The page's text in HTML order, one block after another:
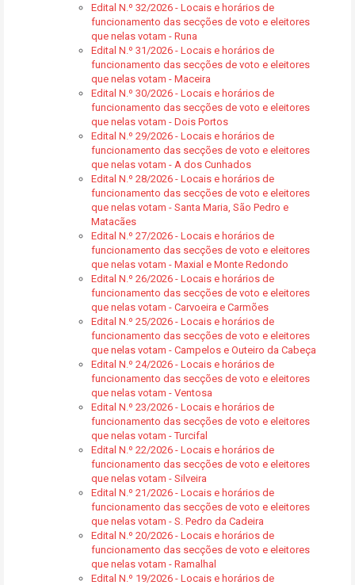
Edital N.º 32/2026 - Locais e horários de
funcionamento das secções de voto e eleitores
que nelas votam - Runa
Edital N.º 31/2026 - Locais e horários de
funcionamento das secções de voto e eleitores
que nelas votam - Maceira
Edital N.º 30/2026 - Locais e horários de
funcionamento das secções de voto e eleitores
que nelas votam - Dois Portos
Edital N.º 29/2026 - Locais e horários de
funcionamento das secções de voto e eleitores
que nelas votam - A dos Cunhados
Edital N.º 28/2026 - Locais e horários de
funcionamento das secções de voto e eleitores
que nelas votam - Santa Maria, São Pedro e
Matacães
Edital N.º 27/2026 - Locais e horários de
funcionamento das secções de voto e eleitores
que nelas votam - Maxial e Monte Redondo
Edital N.º 26/2026 - Locais e horários de
funcionamento das secções de voto e eleitores
que nelas votam - Carvoeira e Carmões
Edital N.º 25/2026 - Locais e horários de
funcionamento das secções de voto e eleitores
que nelas votam - Campelos e Outeiro da Cabeça
Edital N.º 24/2026 - Locais e horários de
funcionamento das secções de voto e eleitores
que nelas votam - Ventosa
Edital N.º 23/2026 - Locais e horários de
funcionamento das secções de voto e eleitores
que nelas votam - Turcifal
Edital N.º 22/2026 - Locais e horários de
funcionamento das secções de voto e eleitores
que nelas votam - Silveira
Edital N.º 21/2026 - Locais e horários de
funcionamento das secções de voto e eleitores
que nelas votam - S. Pedro da Cadeira
Edital N.º 20/2026 - Locais e horários de
funcionamento das secções de voto e eleitores
que nelas votam - Ramalhal
Edital N.º 19/2026 - Locais e horários de